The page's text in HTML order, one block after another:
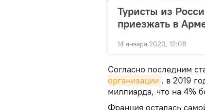
Туристы из
приезжать в
14 января 2020, 12:08
Согласно последним
организации , в 2019
миллиарда, что на 4%
Франция осталась